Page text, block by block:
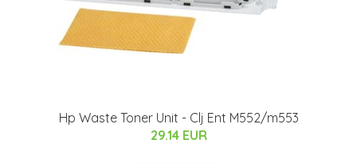
Hp Waste Toner Unit - Clj Ent M552/m553
29.14 EUR